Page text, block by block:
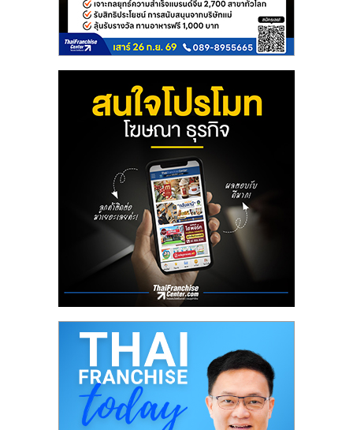
ไชส์
ลงทุน
น้อย
คืน